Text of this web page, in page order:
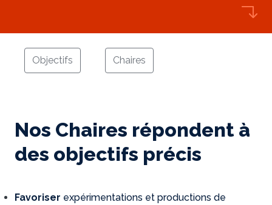
Objectifs Chaires
Nos Chaires répondent à
des objectifs précis
Favoriser expérimentations et productions de